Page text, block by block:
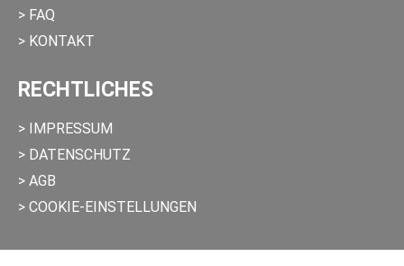
> FAQ
> KONTAKT
RECHTLICHES
> IMPRESSUM
> DATENSCHUTZ
> AGB
> COOKIE-EINSTELLUNGEN